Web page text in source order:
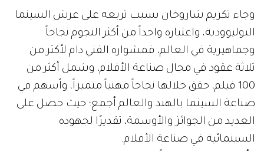
وجاء تكريم شاروخان بسبب تربعه على عرش السينما
البوليوودية، واعتباره واحداً من أكثر النجوم نجاحاً
وجماهيرية في العالم، فمشواره الفني دام لأكثر من
ثلاثة عقود في مجال صناعة الأفلام، وشمل أكثر من
100 فيلم، حقق خلالها نجاحاً مهنياً متميزاً، وأسهم في
صناعة السينما بالهند والعالم أجمع؛ حيث حصل على
العديد من الجوائز والأوسمة، تقديرًا لجهوده
السينمائية في صناعة الأفلام.